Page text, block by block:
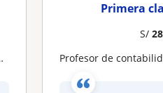
Primera
S/ 28
Profesor de contabilidad